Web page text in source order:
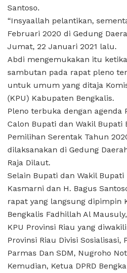
Santoso.
“Insyaallah pelantikan,
Februari 2020 di Gedung
Jumat, 22 Januari 2021 lalu.
Abdi mengemukakan itu
sambutan pada rapat pleno
untuk umum yang ditaja
(KPU) Kabupaten Bengkalis.
Pleno terbuka dengan agenda
Calon Bupati dan Wakil Bupati
Pemilihan Serentak Tahun
dilaksanakan di Gedung
Raja Dilaut.
Selain Bupati dan Wakil
Kasmarni dan H. Bagus
rapat yang langsung dipimpin
Bengkalis Fadhillah Al
KPU Provinsi Riau yang
Provinsi Riau Divisi Sosialisasi,
Parmas Dan SDM, Nugroho
Kemudian, Ketua DPRD